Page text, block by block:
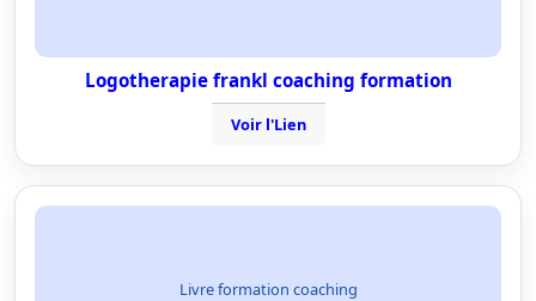
Logotherapie frankl coaching formation
Voir l'Lien
Livre formation coaching